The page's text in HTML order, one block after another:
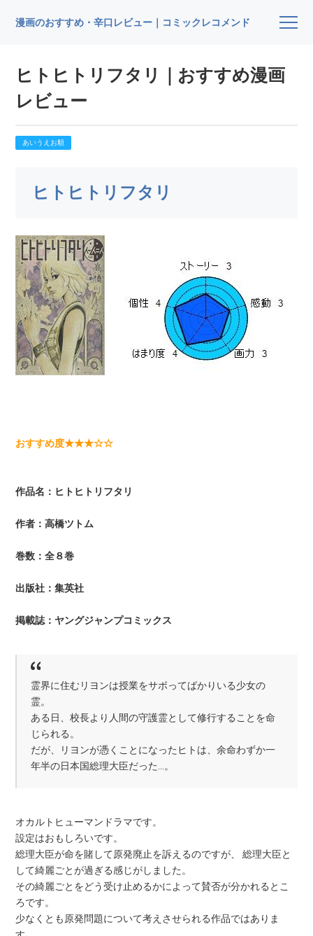
漫画のおすすめ・辛口レビュー｜コミックレコメンド
ヒトヒトリフタリ｜おすすめ漫画
レビュー
あいうえお順
ヒトヒトリフタリ
おすすめ度★★★☆☆
作品名：ヒトヒトリフタリ
作者：高橋ツトム
巻数：全８巻
出版社：集英社
掲載誌：ヤングジャンプコミックス
霊界に住むリヨンは授業をサボってばかりいる少女の
霊。
ある日、校長より人間の守護霊として修行することを命
じられる。
だが、リヨンが憑くことになったヒトは、余命わずか一
年半の日本国総理大臣だった…。
オカルトヒューマンドラマです。
設定はおもしろいです。
総理大臣が命を賭して原発廃止を訴えるのですが、 総理大臣と
して綺麗ごとが過ぎる感じがしました。
その綺麗ごとをどう受け止めるかによって賛否が分かれるとこ
ろです。
少なくとも原発問題について考えさせられる作品ではありま